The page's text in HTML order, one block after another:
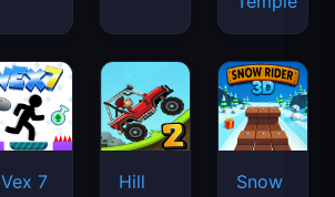
Vex 7
Hill
Snow